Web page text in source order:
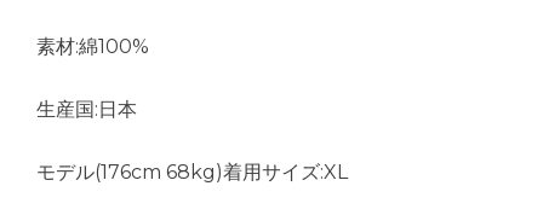
素材:綿100%
生産国:日本
モデル(176cm 68kg)着用サイズ:XL